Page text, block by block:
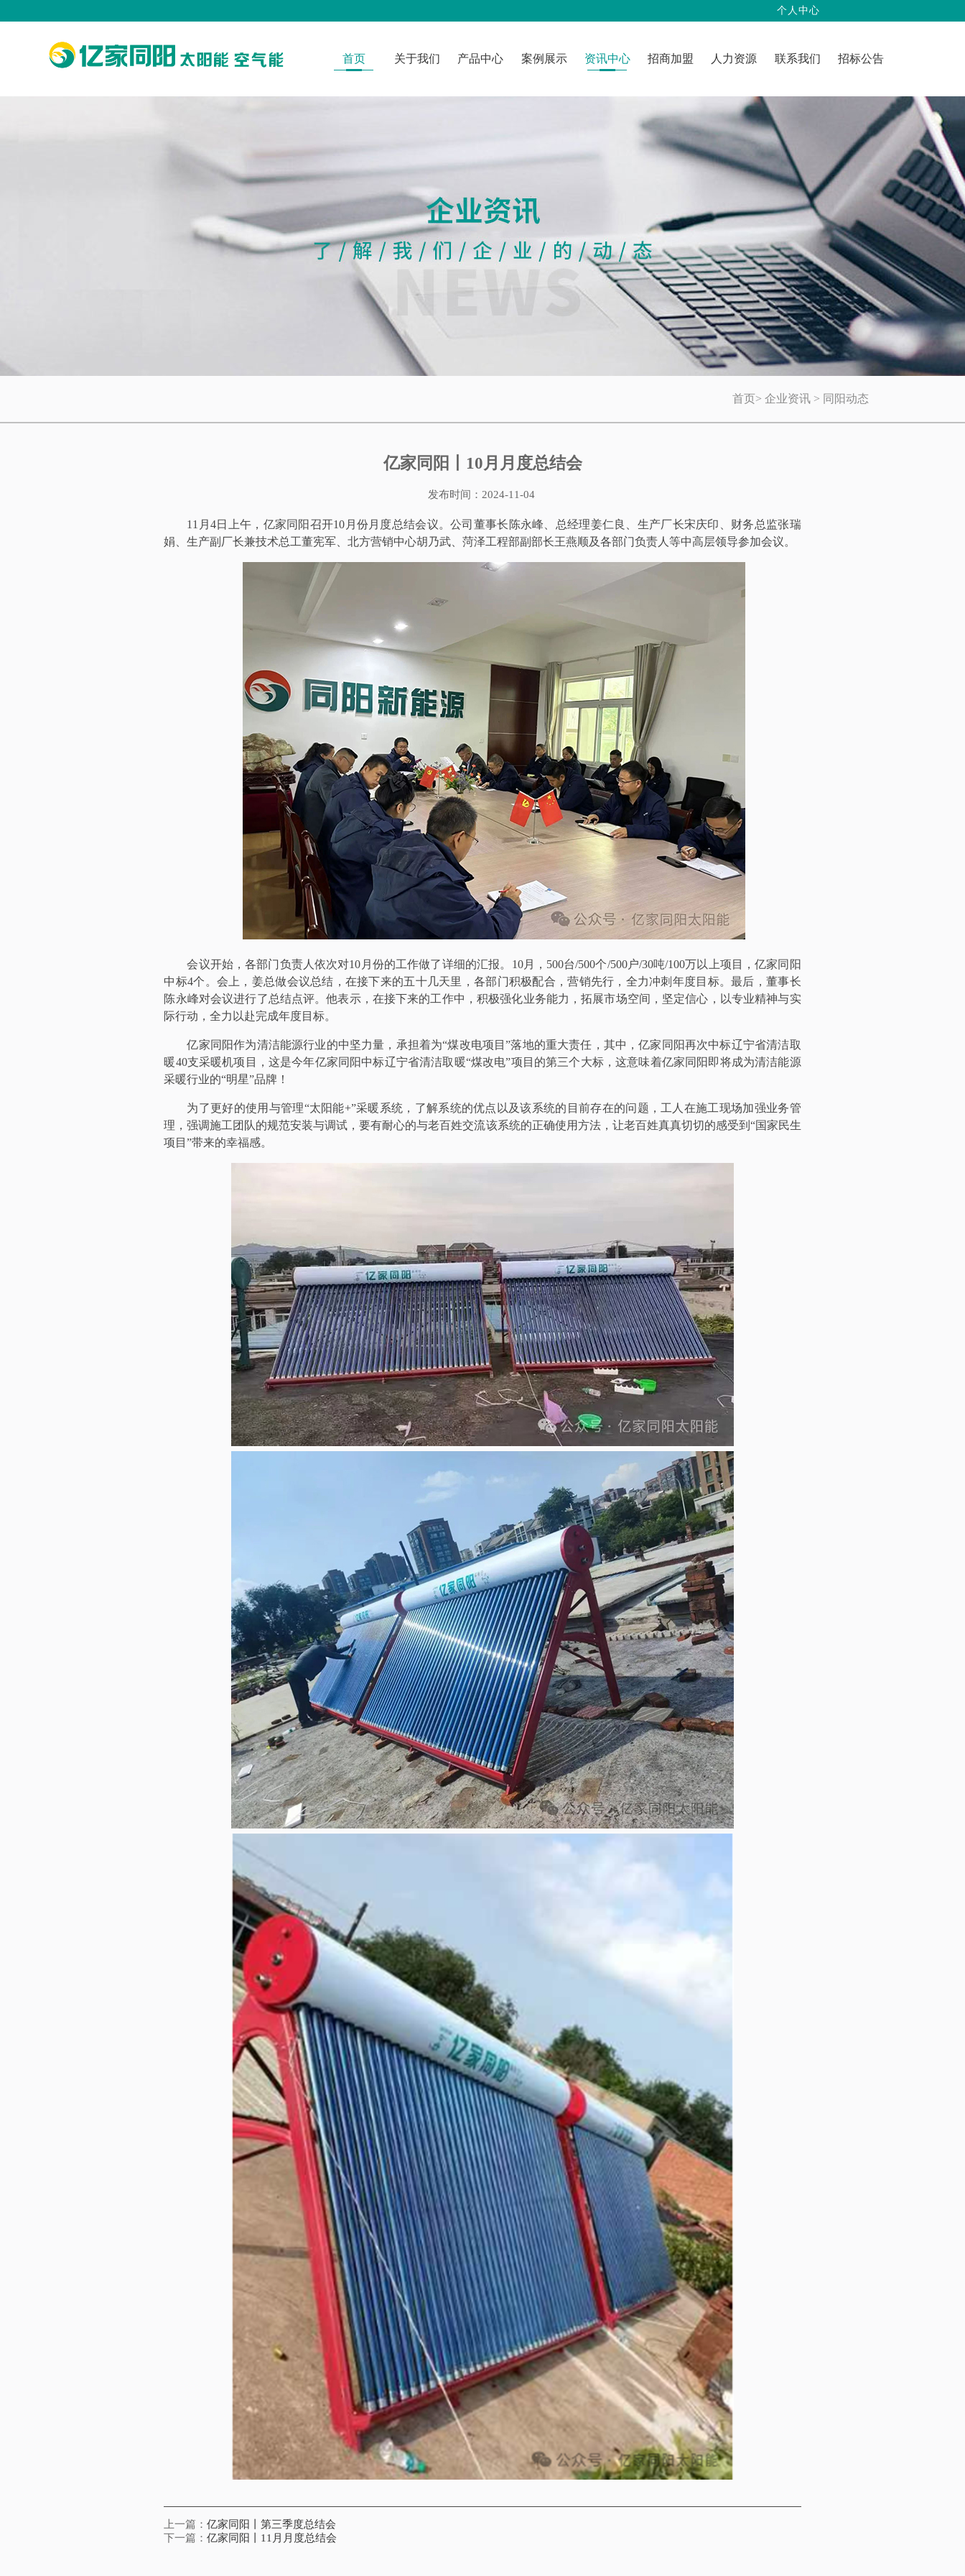
个人中心
首页 关于我们 产品中心 案例展示 资讯中心 招商加盟 人力资源 联系我们 招标公告
首页> 企业资讯> 同阳动态
亿家同阳丨10月月度总结会
发布时间：2024-11-04
11月4日上午，亿家同阳召开10月份月度总结会议。公司董事长陈永峰、总经理姜仁良、生产厂长宋庆印、财务总监张瑞
娟、生产副厂长兼技术总工董宪军、北方营销中心胡乃武、菏泽工程部副部长王燕顺及各部门负责人等中高层领导参加会议。
会议开始，各部门负责人依次对10月份的工作做了详细的汇报。10月，500台/500个/500户/30吨/100万以上项目，亿家同阳
中标4个。会上，姜总做会议总结，在接下来的五十几天里，各部门积极配合，营销先行，全力冲刺年度目标。最后，董事长
陈永峰对会议进行了总结点评。他表示，在接下来的工作中，积极强化业务能力，拓展市场空间，坚定信心，以专业精神与实
际行动，全力以赴完成年度目标。
亿家同阳作为清洁能源行业的中坚力量，承担着为“煤改电项目”落地的重大责任，其中，亿家同阳再次中标辽宁省清洁取
暖40支采暖机项目，这是今年亿家同阳中标辽宁省清洁取暖“煤改电”项目的第三个大标，这意味着亿家同阳即将成为清洁能源
采暖行业的“明星”品牌！
为了更好的使用与管理“太阳能+”采暖系统，了解系统的优点以及该系统的目前存在的问题，工人在施工现场加强业务管
理，强调施工团队的规范安装与调试，要有耐心的与老百姓交流该系统的正确使用方法，让老百姓真真切切的感受到“国家民生
项目”带来的幸福感。
上一篇：亿家同阳丨第三季度总结会
下一篇：亿家同阳丨11月月度总结会